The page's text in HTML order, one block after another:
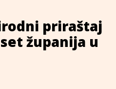
priraštaj
županija u